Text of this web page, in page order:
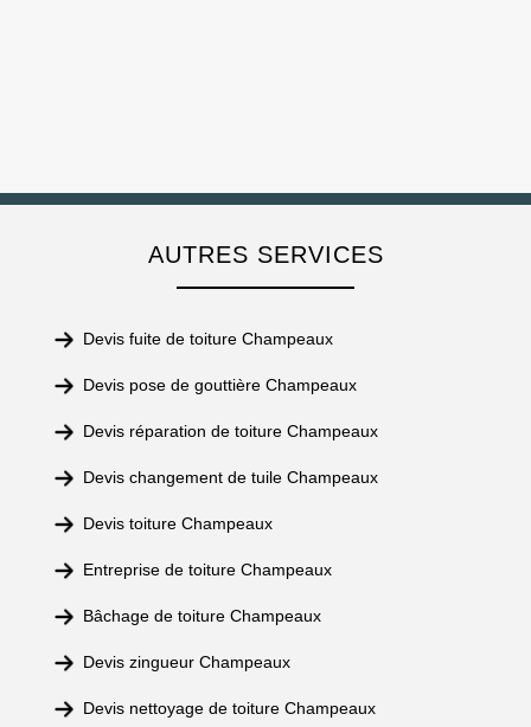
AUTRES SERVICES
Devis fuite de toiture Champeaux
Devis pose de gouttière Champeaux
Devis réparation de toiture Champeaux
Devis changement de tuile Champeaux
Devis toiture Champeaux
Entreprise de toiture Champeaux
Bâchage de toiture Champeaux
Devis zingueur Champeaux
Devis nettoyage de toiture Champeaux